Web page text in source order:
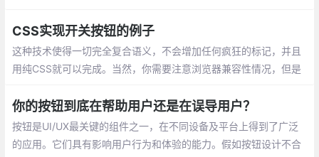
CSS实现开关按钮的例子
这种技术使得一切完全复合语义，不会增加任何疯狂的标记，并且
用纯CSS就可以完成。当然，你需要注意浏览器兼容性情况，但是
不会产生什么不足之处。
你的按钮到底在帮助用户还是在误导用户？
按钮是UI/UX最关键的组件之一，在不同设备及平台上得到了广泛
的应用。它们具有影响用户行为和体验的能力。假如按钮设计不合